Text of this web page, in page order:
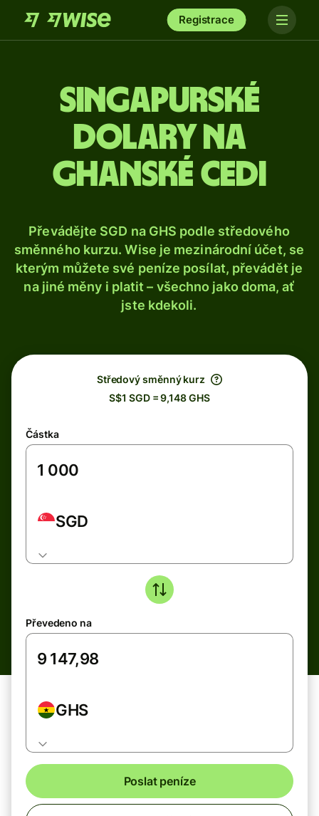
Registrace
Singapurské
dolary na
ghanské cedi
Převádějte SGD na GHS podle středového
směnného kurzu. Wise je mezinárodní účet, se
kterým můžete své peníze posílat, převádět je
na jiné měny i platit – všechno jako doma, ať
jste kdekoli.
Středový směnný kurz
S$1 SGD = 9,148 GHS
Částka
SGD
Převedeno na
GHS
Poslat peníze